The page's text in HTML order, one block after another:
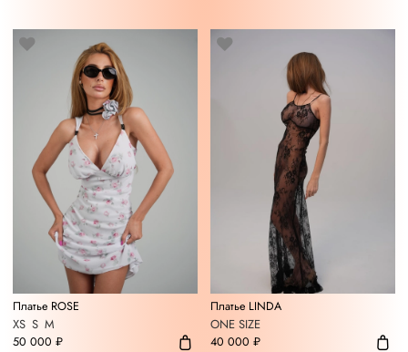
Платье ROSE
XS S M
50 000 ₽
Платье LINDA
ONE SIZE
40 000 ₽